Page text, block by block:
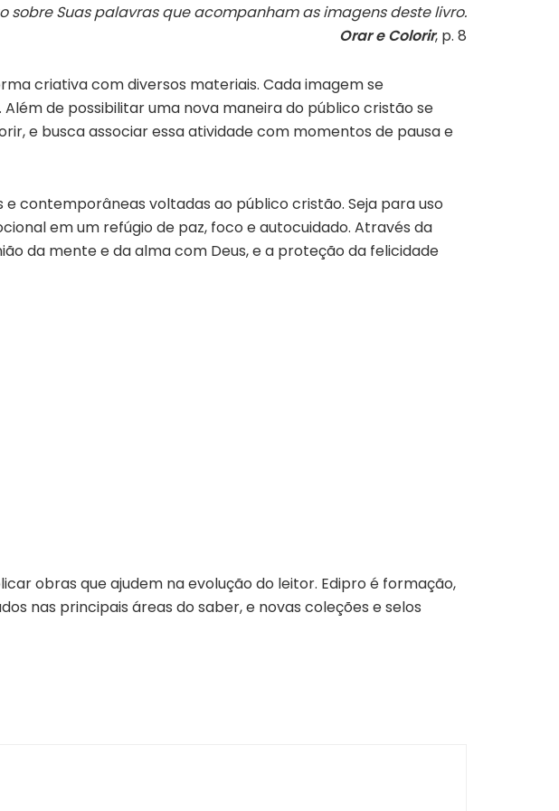
sobre Suas palavras que acompanham as imagens deste livro.
Orar e Colorir, p. 8
criativa com diversos materiais. Cada imagem se
de possibilitar uma nova maneira do público cristão se
e busca associar essa atividade com momentos de pausa e
e contemporâneas voltadas ao público cristão. Seja para uso
em um refúgio de paz, foco e autocuidado. Através da
da mente e da alma com Deus, e a proteção da felicidade
obras que ajudem na evolução do leitor. Edipro é formação,
nas principais áreas do saber, e novas coleções e selos